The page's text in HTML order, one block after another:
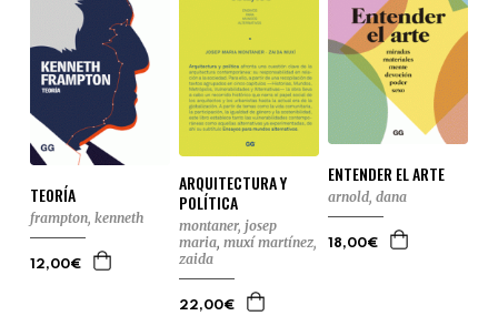
TEORÍA
frampton, kenneth
12,00€
ARQUITECTURA Y
POLÍTICA
montaner, josep
maria, muxí martínez,
zaida
22,00€
ENTENDER EL ARTE
arnold, dana
18,00€